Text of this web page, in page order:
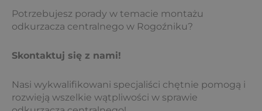
Potrzebujesz porady w temacie montażu
odkurzacza centralnego w Rogoźniku?
Skontaktuj się z nami!
Nasi wykwalifikowani specjaliści chętnie pomogą i
rozwieją wszelkie wątpliwości w sprawie